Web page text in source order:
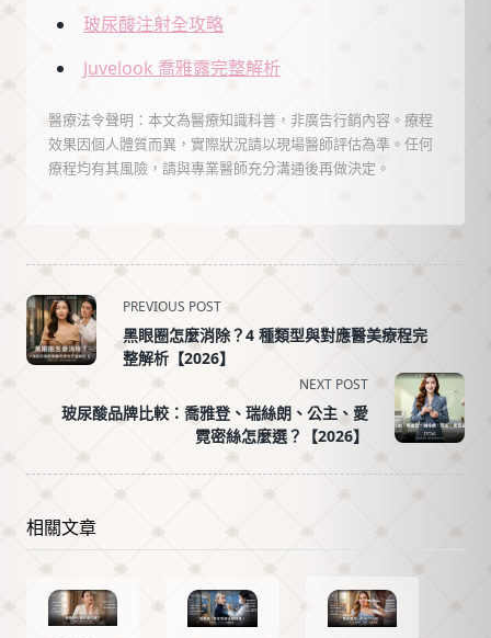
玻尿酸注射全攻略
Juvelook 喬雅露完整解析
醫療法令聲明：本文為醫療知識科普，非廣告行銷內容。療程
效果因個人體質而異，實際狀況請以現場醫師評估為準。任何
療程均有其風險，請與專業醫師充分溝通後再做決定。
<span
class="nav-
subtitle
screen-
reader-
PREVIOUS POST
黑眼圈怎麼消除？4 種類型與對應醫美療程完
整解析【2026】
NEXT POST
玻尿酸品牌比較：喬雅登、瑞絲朗、公主、愛
霓密絲怎麼選？【2026】